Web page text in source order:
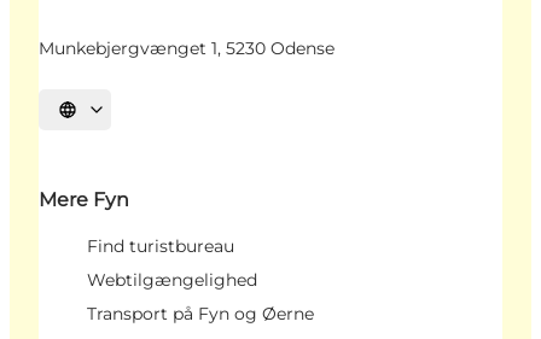
Munkebjergvænget 1, 5230 Odense
Vælg sprog
Mere Fyn
Find turistbureau
Webtilgængelighed
Transport på Fyn og Øerne